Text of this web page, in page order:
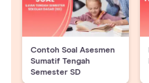
Contoh Soal Asesmen
Sumatif Tengah
Semester SD